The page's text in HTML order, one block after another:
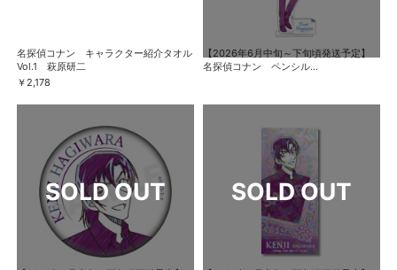
名探偵コナン キャラクター紹介タオル
Vol.1 萩原研二
￥2,178
【2026年6月中旬～下旬頃発送予定】
名探偵コナン ペンシル...